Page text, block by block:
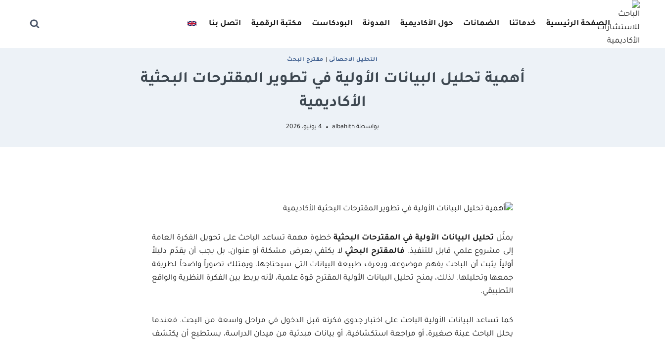
الصفحة الرئيسية خدماتنا الضمانات حول الأكاديمية المدونة البودكاست مكتبة الرقمية اتصل بنا
اﻟﺘﺤﻠﻴﻞ اﻻﺣﺼﺎﺋﻰ ﻣﻘﺘﺮح اﻟﺒﺤﺚ
أهمية تحليل البيانات الأولية في تطوير المقترحات البحثية
الأكاديمية
بواسطة albahith 4 يونيو، 2026
يمثّل تحليل البيانات الأولية في المقترحات البحثية خطوة مهمة تساعد الباحث على تحويل الفكرة العامة
إلى مشروع علمي قابل للتنفيذ. فالمقترح البحثي لا يكتفي بعرض مشكلة أو عنوان، بل يجب أن يقدّم دليلاً
أولياً يثبت أن الباحث يفهم موضوعه، ويعرف طبيعة البيانات التي سيحتاجها، ويمتلك تصوراً واضحاً لطريقة
جمعها وتحليلها. لذلك، يمنح تحليل البيانات الأولية المقترح قوة علمية، لأنه يربط بين الفكرة النظرية والواقع
التطبيقي.
كما تساعد البيانات الأولية الباحث على اختبار جدوى فكرته قبل الدخول في مراحل واسعة من البحث. فعندما
يحلل الباحث عينة صغيرة، أو مراجعة استكشافية، أو بيانات مبدئية من ميدان الدراسة، يستطيع أن يكتشف